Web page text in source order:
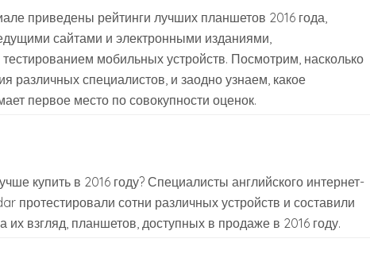
приведены рейтинги лучших планшетов 2016 года,
сайтами и электронными изданиями,
мобильных устройств. Посмотрим, насколько
различных специалистов, и заодно узнаем, какое
первое место по совокупности оценок.
купить в 2016 году? Специалисты английского интернет-
протестировали сотни различных устройств и составили
их взгляд, планшетов, доступных в продаже в 2016 году.